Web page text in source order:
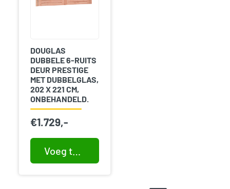
DOUGLAS
DUBBELE 6-RUITS
DEUR PRESTIGE
MET DUBBELGLAS,
202 X 221 CM,
ONBEHANDELD.
€1.729,-
Voeg toe aan winkelwagen